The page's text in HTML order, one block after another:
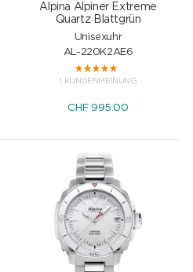
Alpina Alpiner Extreme
Quartz Blattgrün
Unisexuhr
AL-220K2AE6
1 KUNDENMEINUNG
CHF995.00